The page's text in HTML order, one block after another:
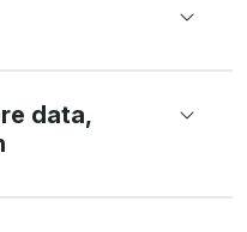
data,